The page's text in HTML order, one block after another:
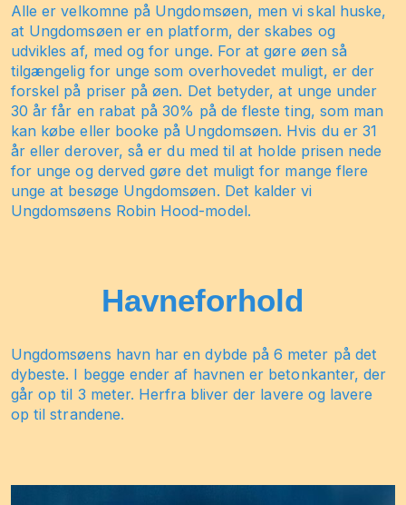
Alle er velkomne på Ungdomsøen, men vi skal huske,
at Ungdomsøen er en platform, der skabes og
udvikles af, med og for unge. For at gøre øen så
tilgængelig for unge som overhovedet muligt, er der
forskel på priser på øen. Det betyder, at unge under
30 år får en rabat på 30% på de fleste ting, som man
kan købe eller booke på Ungdomsøen. Hvis du er 31
år eller derover, så er du med til at holde prisen nede
for unge og derved gøre det muligt for mange flere
unge at besøge Ungdomsøen. Det kalder vi
Ungdomsøens Robin Hood-model.
Havneforhold
Ungdomsøens havn har en dybde på 6 meter på det
dybeste. I begge ender af havnen er betonkanter, der
går op til 3 meter. Herfra bliver der lavere og lavere
op til strandene.